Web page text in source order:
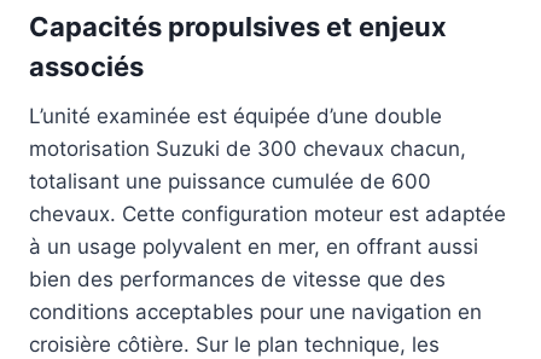
Capacités propulsives et enjeux
associés
L’unité examinée est équipée d’une double
motorisation Suzuki de 300 chevaux chacun,
totalisant une puissance cumulée de 600
chevaux. Cette configuration moteur est adaptée
à un usage polyvalent en mer, en offrant aussi
bien des performances de vitesse que des
conditions acceptables pour une navigation en
croisière côtière. Sur le plan technique, les